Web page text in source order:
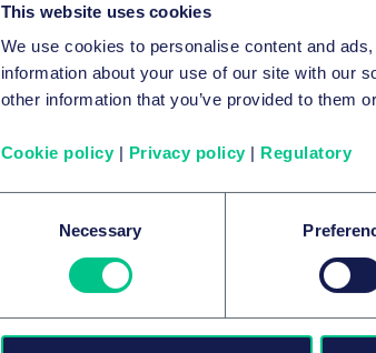
This website uses cookies
We use cookies to personalise content and
information about your use of our site with our
other information that you’ve provided to them
Cookie policy | Privacy policy | Regulatory
Necessary
wspierać.
Zbigniew Korba
Zarówno Zbigniew Korba,
finansowe,
inwestorów zarówno w
regulacyjnego. Przed
praktyki bankowości i